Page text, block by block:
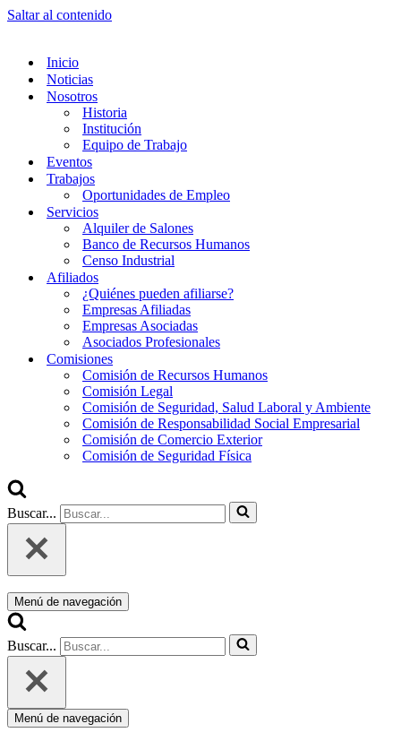
Saltar al contenido
Inicio
Noticias
Nosotros
Historia
Institución
Equipo de Trabajo
Eventos
Trabajos
Oportunidades de Empleo
Servicios
Alquiler de Salones
Banco de Recursos Humanos
Censo Industrial
Afiliados
¿Quiénes pueden afiliarse?
Empresas Afiliadas
Empresas Asociadas
Asociados Profesionales
Comisiones
Comisión de Recursos Humanos
Comisión Legal
Comisión de Seguridad, Salud Laboral y Ambiente
Comisión de Responsabilidad Social Empresarial
Comisión de Comercio Exterior
Comisión de Seguridad Física
Buscar...
Menú de navegación
Buscar...
Menú de navegación